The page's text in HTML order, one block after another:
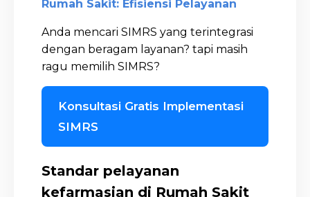
Rumah Sakit: Efisiensi Pelayanan
Anda mencari SIMRS yang terintegrasi
dengan beragam layanan? tapi masih
ragu memilih SIMRS?
Konsultasi Gratis Implementasi
SIMRS
Standar pelayanan
kefarmasian di Rumah Sakit